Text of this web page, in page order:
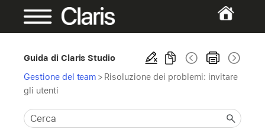
Guida di Claris Studio
Gestione del team > Risoluzione dei problemi: invitare
gli utenti